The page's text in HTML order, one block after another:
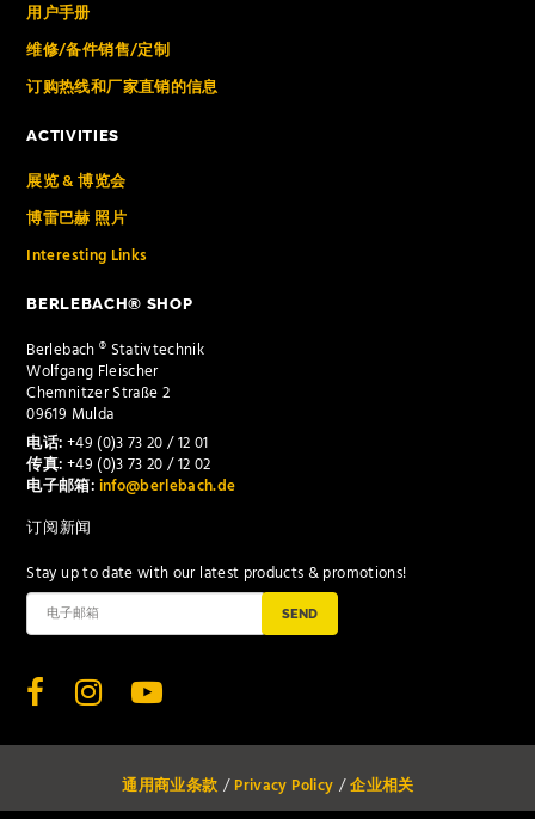
用户手册
维修/备件销售/定制
订购热线和厂家直销的信息
ACTIVITIES
展览 & 博览会
博雷巴赫 照片
Interesting Links
BERLEBACH® SHOP
Berlebach ® Stativtechnik
Wolfgang Fleischer
Chemnitzer Straße 2
09619 Mulda
电话:+49 (0)3 73 20 / 12 01
传真:+49 (0)3 73 20 / 12 02
电子邮箱:info@berlebach.de
订阅新闻
Stay up to date with our latest products & promotions!
SEND
通用商业条款 Privacy Policy
企业相关